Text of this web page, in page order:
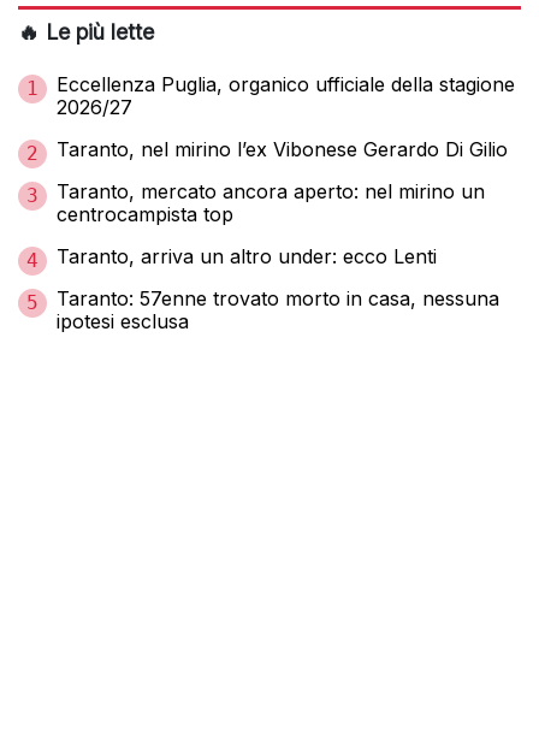
🔥 Le più lette
1
Eccellenza Puglia, organico ufficiale della stagione
2026/27
2 Taranto, nel mirino l’ex Vibonese Gerardo Di Gilio
3
Taranto, mercato ancora aperto: nel mirino un
centrocampista top
4 Taranto, arriva un altro under: ecco Lenti
5
Taranto: 57enne trovato morto in casa, nessuna
ipotesi esclusa